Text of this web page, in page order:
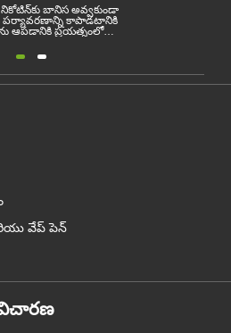
బానిస అవ్వకుండా
కాపాడటానికి
ఆపడానికి ప్రయత్నంలో
బెల్జియం EU మొదటి దేశంగా
సిగరెట్ల అమ్మకాన్ని బెల్జియంలో
నుండి ఆరోగ్యం మరియు
వేప్ పెన్